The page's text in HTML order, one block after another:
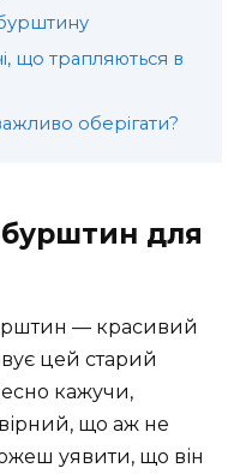
що трапляються в
оберігати?
бурштин для
— красивий
цей старий
кажучи,
що аж не
уявити, що він